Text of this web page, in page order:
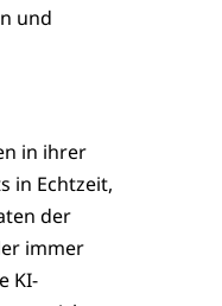
und
in ihrer
in Echtzeit,
der
immer
KI-